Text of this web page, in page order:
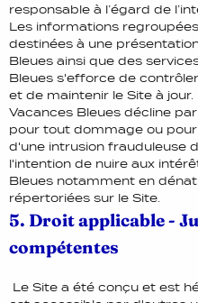
responsable à l’égard de
Les informations
destinées à une
Bleues ainsi que des
Bleues s'efforce de
et de maintenir le Site à jour.
Vacances Bleues décline
pour tout dommage ou
d'une intrusion frauduleuse
l'intention de nuire aux
Bleues notamment en
répertoriées sur le Site.
5. Droit applicable -
compétentes
Le Site a été conçu et est